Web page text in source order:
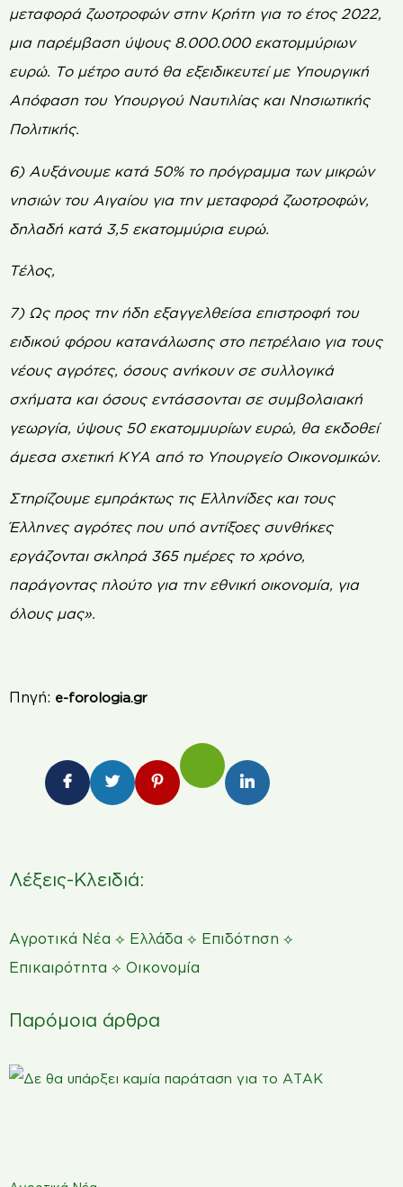
μεταφορά ζωοτροφών στην Κρήτη για το έτος 2022,
μια παρέμβαση ύψους 8.000.000 εκατομμύριων
ευρώ. Το μέτρο αυτό θα εξειδικευτεί με Υπουργική
Απόφαση του Υπουργού Ναυτιλίας και Νησιωτικής
Πολιτικής.
6) Αυξάνουμε κατά 50% το πρόγραμμα των μικρών
νησιών του Αιγαίου για την μεταφορά ζωοτροφών,
δηλαδή κατά 3,5 εκατομμύρια ευρώ.
Τέλος,
7) Ως προς την ήδη εξαγγελθείσα επιστροφή του
ειδικού φόρου κατανάλωσης στο πετρέλαιο για τους
νέους αγρότες, όσους ανήκουν σε συλλογικά
σχήματα και όσους εντάσσονται σε συμβολαιακή
γεωργία, ύψους 50 εκατομμυρίων ευρώ, θα εκδοθεί
άμεσα σχετική ΚΥΑ από το Υπουργείο Οικονομικών.
Στηρίζουμε εμπράκτως τις Ελληνίδες και τους
Έλληνες αγρότες που υπό αντίξοες συνθήκες
εργάζονται σκληρά 365 ημέρες το χρόνο,
παράγοντας πλούτο για την εθνική οικονομία, για
όλους μας».
Πηγή: e-forologia.gr
Λέξεις-Κλειδιά:
Αγροτικά Νέα ⟡ Ελλάδα ⟡ Επιδότηση ⟡
Επικαιρότητα ⟡ Οικονομία
Παρόμοια άρθρα